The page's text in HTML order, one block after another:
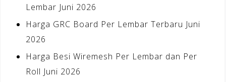
Lembar Juni 2026
Harga GRC Board Per Lembar Terbaru Juni
2026
Harga Besi Wiremesh Per Lembar dan Per
Roll Juni 2026